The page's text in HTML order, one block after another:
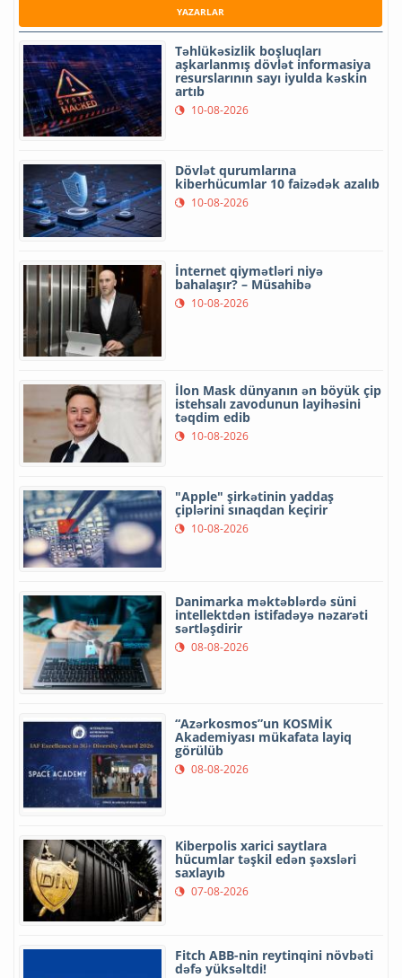
YAZARLAR
Təhlükəsizlik boşluqları
aşkarlanmış dövlət informasiya
resurslarının sayı iyulda kəskin
artıb
10-08-2026
Dövlət qurumlarına
kiberhücumlar 10 faizədək azalıb
10-08-2026
İnternet qiymətləri niyə
bahalaşır? – Müsahibə
10-08-2026
İlon Mask dünyanın ən böyük çip
istehsalı zavodunun layihəsini
təqdim edib
10-08-2026
"Apple" şirkətinin yaddaş
çiplərini sınaqdan keçirir
10-08-2026
Danimarka məktəblərdə süni
intellektdən istifadəyə nəzarəti
sərtləşdirir
08-08-2026
“Azərkosmos”un KOSMİK
Akademiyası mükafata layiq
görülüb
08-08-2026
Kiberpolis xarici saytlara
hücumlar təşkil edən şəxsləri
saxlayıb
07-08-2026
Fitch ABB-nin reytinqini növbəti
dəfə yüksəltdi!